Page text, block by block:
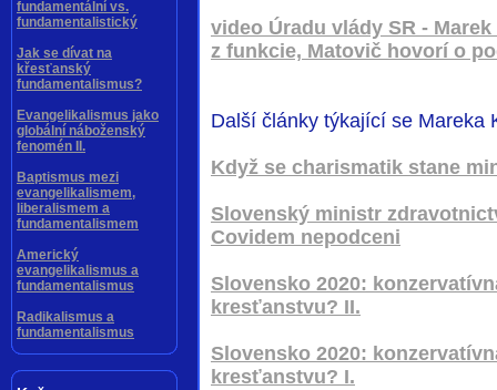
fundamentální vs.
fundamentalistický
Jak se dívat na
křesťanský
fundamentalismus?
Evangelikalismus jako
globální náboženský
fenomén II.
Baptismus mezi
evangelikalismem,
liberalismem a
fundamentalismem
Americký
evangelikalismus a
fundamentalismus
Radikalismus a
fundamentalismus
video Úradu vlády SR -
z funkcie, Matovič hovorí o
Další články týkající se Mareka
Když se charismatik stane
Slovenský ministr
Covidem nepodceni
Slovensko 2020:
kresťanstvu? II.
Slovensko 2020:
kresťanstvu? I.